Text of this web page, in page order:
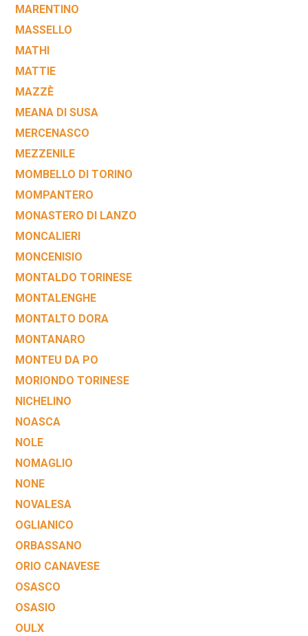
MARENTINO
MASSELLO
MATHI
MATTIE
MAZZÈ
MEANA DI SUSA
MERCENASCO
MEZZENILE
MOMBELLO DI TORINO
MOMPANTERO
MONASTERO DI LANZO
MONCALIERI
MONCENISIO
MONTALDO TORINESE
MONTALENGHE
MONTALTO DORA
MONTANARO
MONTEU DA PO
MORIONDO TORINESE
NICHELINO
NOASCA
NOLE
NOMAGLIO
NONE
NOVALESA
OGLIANICO
ORBASSANO
ORIO CANAVESE
OSASCO
OSASIO
OULX